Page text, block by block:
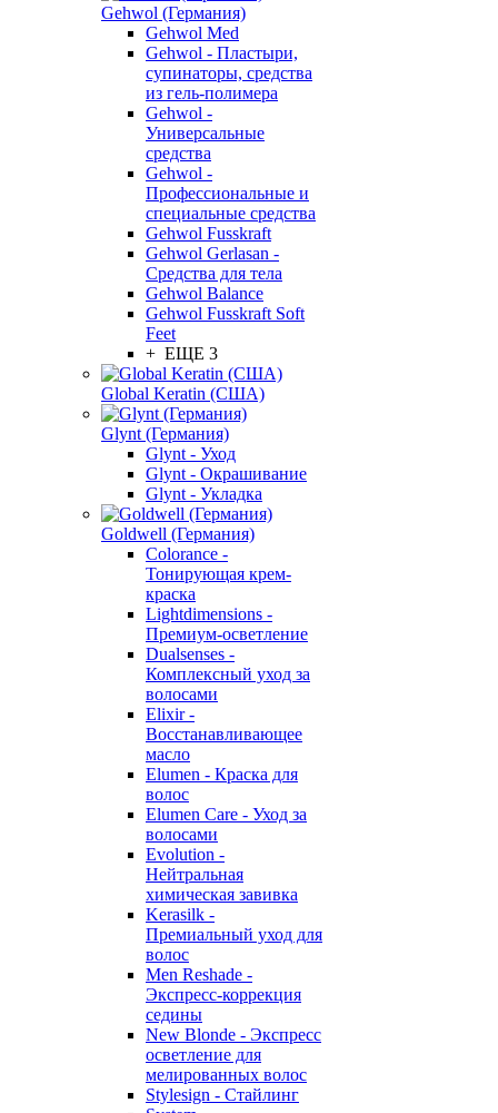
Gehwol (Германия)
Gehwol Med
Gehwol - Пластыри,
супинаторы, средства
из гель-полимера
Gehwol -
Универсальные
средства
Gehwol -
Профессиональные и
специальные средства
Gehwol Fusskraft
Gehwol Gerlasan -
Средства для тела
Gehwol Balance
Gehwol Fusskraft Soft
Feet
+ ЕЩЕ 3
Global Keratin (США)
Glynt (Германия)
Glynt - Уход
Glynt - Окрашивание
Glynt - Укладка
Goldwell (Германия)
Colorance -
Тонирующая крем-
краска
Lightdimensions -
Премиум-осветление
Dualsenses -
Комплексный уход за
волосами
Elixir -
Восстанавливающее
масло
Elumen - Краска для
волос
Elumen Care - Уход за
волосами
Evolution -
Нейтральная
химическая завивка
Kerasilk -
Премиальный уход для
волос
Men Reshade -
Экспресс-коррекция
седины
New Blonde - Экспресс
осветление для
мелированных волос
Stylesign - Стайлинг